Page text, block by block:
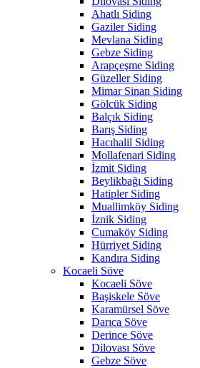
Ahatlı Siding
Gaziler Siding
Mevlana Siding
Gebze Siding
Arapçeşme Siding
Güzeller Siding
Mimar Sinan Siding
Gölcük Siding
Balçık Siding
Barış Siding
Hacıhalil Siding
Mollafenari Siding
İzmit Siding
Beylikbağı Siding
Hatipler Siding
Muallimköy Siding
İznik Siding
Cumaköy Siding
Hürriyet Siding
Kandıra Siding
Kocaeli Söve
Kocaeli Söve
Başiskele Söve
Karamürsel Söve
Darıca Söve
Derince Söve
Dilovası Söve
Gebze Söve